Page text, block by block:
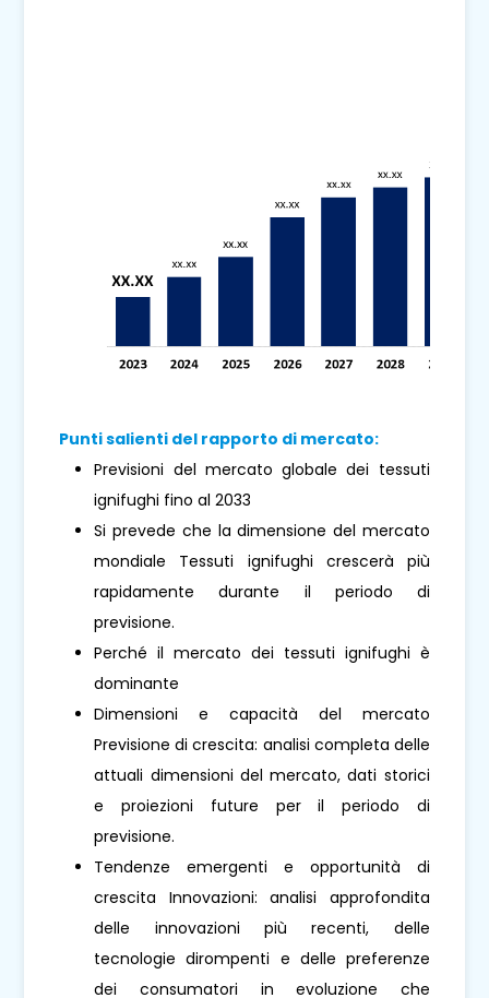
Punti salienti del rapporto di mercato:
Previsioni del mercato globale dei tessuti
ignifughi fino al 2033
Si prevede che la dimensione del mercato
mondiale Tessuti ignifughi crescerà più
rapidamente durante il periodo di
previsione.
Perché il mercato dei tessuti ignifughi è
dominante
Dimensioni e capacità del mercato
Previsione di crescita: analisi completa delle
attuali dimensioni del mercato, dati storici
e proiezioni future per il periodo di
previsione.
Tendenze emergenti e opportunità di
crescita Innovazioni: analisi approfondita
delle innovazioni più recenti, delle
tecnologie dirompenti e delle preferenze
dei consumatori in evoluzione che